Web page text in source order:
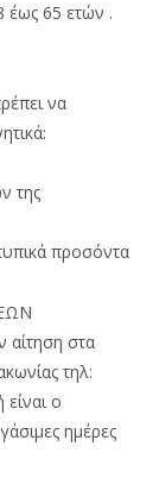
έως 65 ετών .
να
της
προσόντα
στα
τηλ:
ο
ημέρες